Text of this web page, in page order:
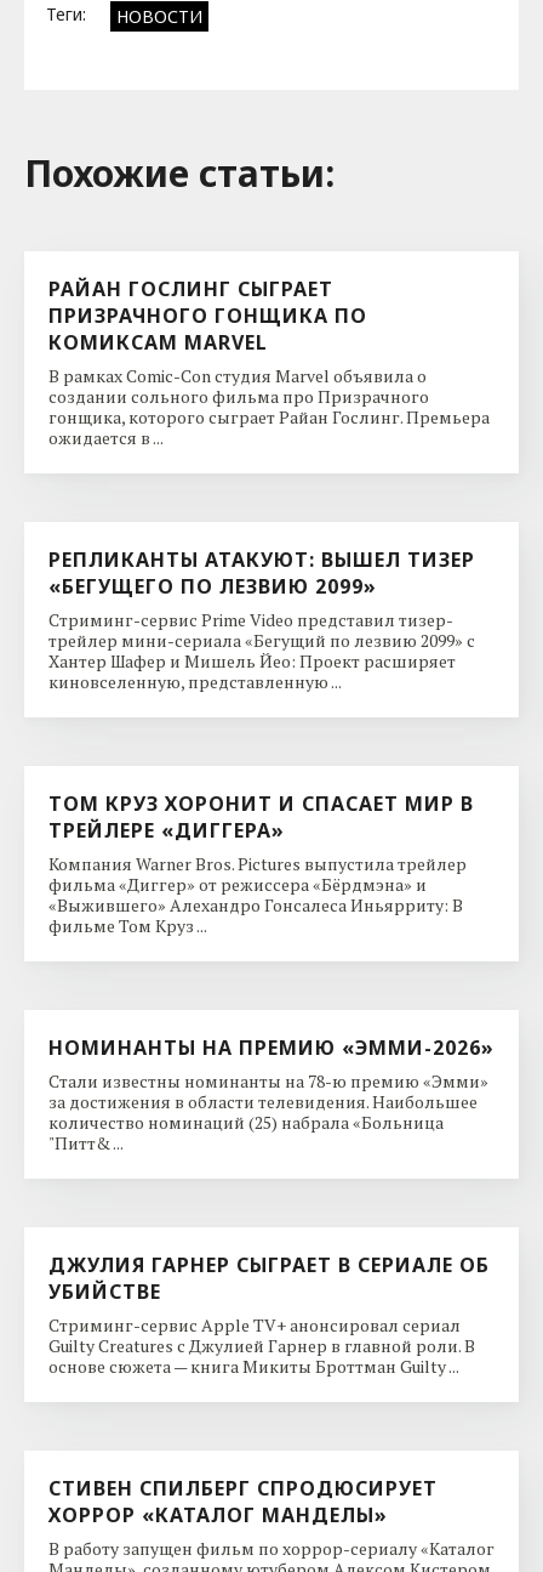
Теги: НОВОСТИ
Похожие cтатьи:
РАЙАН ГОСЛИНГ СЫГРАЕТ
ПРИЗРАЧНОГО ГОНЩИКА ПО
КОМИКСАМ MARVEL
В рамках Comic-Con студия Marvel объявила о
создании сольного фильма про Призрачного
гонщика, которого сыграет Райан Гослинг. Премьера
ожидается в ...
РЕПЛИКАНТЫ АТАКУЮТ: ВЫШЕЛ ТИЗЕР
«БЕГУЩЕГО ПО ЛЕЗВИЮ 2099»
Стриминг-сервис Prime Video представил тизер-
трейлер мини-сериала «Бегущий по лезвию 2099» с
Хантер Шафер и Мишель Йео: Проект расширяет
киновселенную, представленную ...
ТОМ КРУЗ ХОРОНИТ И СПАСАЕТ МИР В
ТРЕЙЛЕРЕ «ДИГГЕРА»
Компания Warner Bros. Pictures выпустила трейлер
фильма «Диггер» от режиссера «Бёрдмэна» и
«Выжившего» Алехандро Гонсалеса Иньярриту: В
фильме Том Круз ...
НОМИНАНТЫ НА ПРЕМИЮ «ЭММИ-2026»
Стали известны номинанты на 78-ю премию «Эмми»
за достижения в области телевидения. Наибольшее
количество номинаций (25) набрала «Больница
"Питт& ...
ДЖУЛИЯ ГАРНЕР СЫГРАЕТ В СЕРИАЛЕ ОБ
УБИЙСТВЕ
Стриминг-сервис Apple TV+ анонсировал сериал
Guilty Creatures с Джулией Гарнер в главной роли. В
основе сюжета — книга Микиты Броттман Guilty ...
СТИВЕН СПИЛБЕРГ СПРОДЮСИРУЕТ
ХОРРОР «КАТАЛОГ МАНДЕЛЫ»
В работу запущен фильм по хоррор-сериалу «Каталог